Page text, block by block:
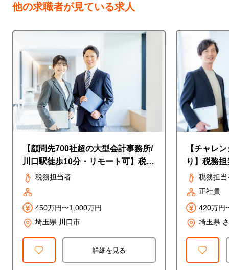
他の求職者が見ている求人
【顧問先700社超の大型会計事務所/
川口駅徒歩10分・リモート可】税務
担当者
税務担当者
450万円〜1,000万円
埼玉県 川口市
詳細を見る
【チャレ
り】税務担
税務担当
正社員
420万円
埼玉県